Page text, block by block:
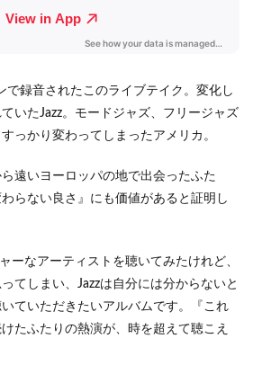
で録音されたこのライブテイク。変化し
いたJazz。モードジャズ、フリージャズ
っかり変わってしまったアメリカ。
遠いヨーロッパの地で出会ったふた
らない良さ』にも価値があると証明し
ーなアーティストを聴いてみたけれど、
てしまい、Jazzは自分には分からないと
ていただきたいアルバムです。『これ
たふたりの熱演が、時を超えて聴こえ